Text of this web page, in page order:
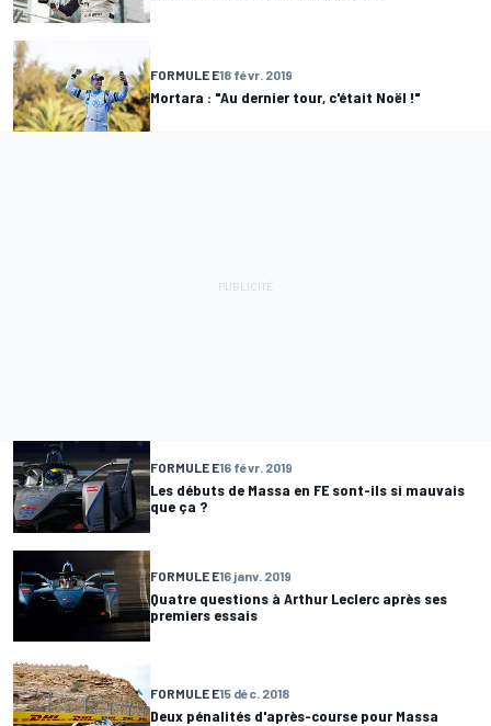
FORMULE E18 févr. 2019
Mortara : "Au dernier tour, c'était Noël !"
FORMULE E16 févr. 2019
Les débuts de Massa en FE sont-ils si mauvais
que ça ?
FORMULE E16 janv. 2019
Quatre questions à Arthur Leclerc après ses
premiers essais
FORMULE E15 déc. 2018
Deux pénalités d'après-course pour Massa